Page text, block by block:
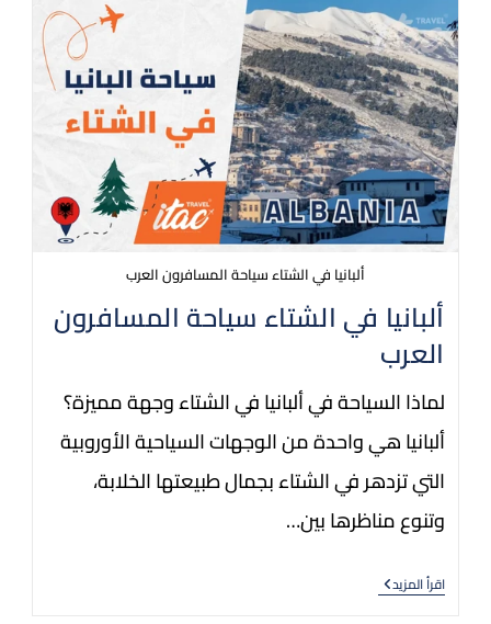
ألبانيا في الشتاء سياحة المسافرون العرب
ألبانيا في الشتاء سياحة المسافرون
العرب
لماذا السياحة في ألبانيا في الشتاء وجهة مميزة؟
ألبانيا هي واحدة من الوجهات السياحية الأوروبية
التي تزدهر في الشتاء بجمال طبيعتها الخلابة،
وتنوع مناظرها بين…
اقرأ المزيد